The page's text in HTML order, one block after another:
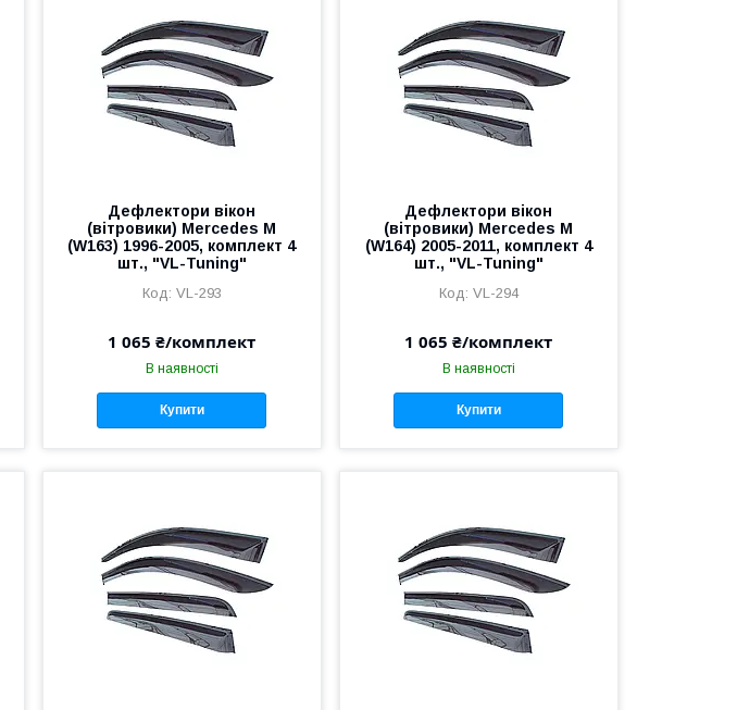
Дефлектори вікон
(вітровики) Mercedes M
(W163) 1996-2005, комплект 4
шт., "VL-Tuning"
VL-293
1 065 ₴/комплект
В наявності
Купити
Дефлектори вікон
(вітровики) Mercedes M
(W164) 2005-2011, комплект 4
шт., "VL-Tuning"
VL-294
1 065 ₴/комплект
В наявності
Купити